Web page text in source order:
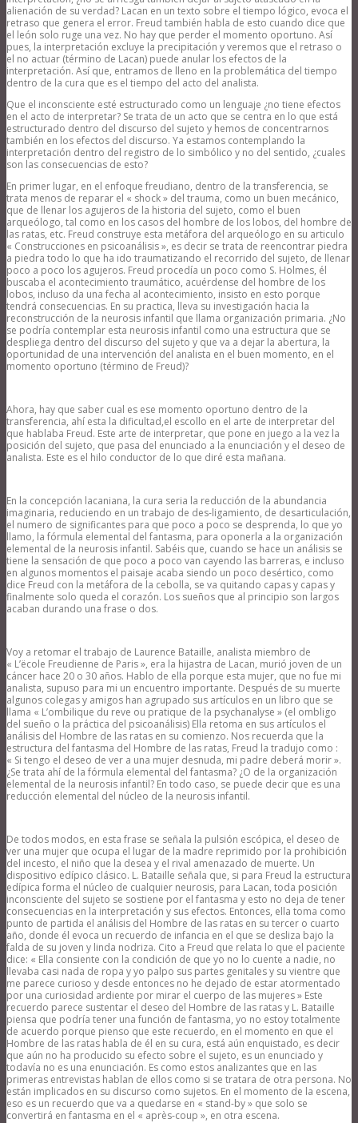
alienación de su verdad? Lacan en un texto sobre el tiempo lógico, evoca el
retraso que genera el error. Freud también habla de esto cuando dice que
el león solo ruge una vez. No hay que perder el momento oportuno. Así
pues, la interpretación excluye la precipitación y veremos que el retraso o
el no actuar (término de Lacan) puede anular los efectos de la
interpretación. Así que, entramos de lleno en la problemática del tiempo
dentro de la cura que es el tiempo del acto del analista.
Que el inconsciente esté estructurado como un lenguaje ¿no tiene efectos
en el acto de interpretar? Se trata de un acto que se centra en lo que está
estructurado dentro del discurso del sujeto y hemos de concentrarnos
también en los efectos del discurso. Ya estamos contemplando la
interpretación dentro del registro de lo simbólico y no del sentido, ¿cuales
son las consecuencias de esto?
En primer lugar, en el enfoque freudiano, dentro de la transferencia, se
trata menos de reparar el « shock » del trauma, como un buen mecánico,
que de llenar los agujeros de la historia del sujeto, como el buen
arqueólogo, tal como en los casos del hombre de los lobos, del hombre de
las ratas, etc. Freud construye esta metáfora del arqueólogo en su articulo
« Construcciones en psicoanálisis », es decir se trata de reencontrar piedra
a piedra todo lo que ha ido traumatizando el recorrido del sujeto, de llenar
poco a poco los agujeros. Freud procedía un poco como S. Holmes, él
buscaba el acontecimiento traumático, acuérdense del hombre de los
lobos, incluso da una fecha al acontecimiento, insisto en esto porque
tendrá consecuencias. En su practica, lleva su investigación hacia la
reconstrucción de la neurosis infantil que llama organización primaria. ¿No
se podría contemplar esta neurosis infantil como una estructura que se
despliega dentro del discurso del sujeto y que va a dejar la abertura, la
oportunidad de una intervención del analista en el buen momento, en el
momento oportuno (término de Freud)?
Ahora, hay que saber cual es ese momento oportuno dentro de la
transferencia, ahí esta la dificultad,el escollo en el arte de interpretar del
que hablaba Freud. Este arte de interpretar, que pone en juego a la vez la
posición del sujeto, que pasa del enunciado a la enunciación y el deseo de
analista. Este es el hilo conductor de lo que diré esta mañana.
En la concepción lacaniana, la cura seria la reducción de la abundancia
imaginaria, reduciendo en un trabajo de des-ligamiento, de desarticulación,
el numero de significantes para que poco a poco se desprenda, lo que yo
llamo, la fórmula elemental del fantasma, para oponerla a la organización
elemental de la neurosis infantil. Sabéis que, cuando se hace un análisis se
tiene la sensación de que poco a poco van cayendo las barreras, e incluso
en algunos momentos el paisaje acaba siendo un poco desértico, como
dice Freud con la metáfora de la cebolla, se va quitando capas y capas y
finalmente solo queda el corazón. Los sueños que al principio son largos
acaban durando una frase o dos.
Voy a retomar el trabajo de Laurence Bataille, analista miembro de
« L’ëcole Freudienne de Paris », era la hijastra de Lacan, murió joven de un
cáncer hace 20 o 30 años. Hablo de ella porque esta mujer, que no fue mi
analista, supuso para mi un encuentro importante. Después de su muerte
algunos colegas y amigos han agrupado sus artículos en un libro que se
llama « L’ombilique du reve ou pratique de la psychanalyse » (el ombligo
del sueño o la práctica del psicoanálisis) Ella retoma en sus artículos el
análisis del Hombre de las ratas en su comienzo. Nos recuerda que la
estructura del fantasma del Hombre de las ratas, Freud la tradujo como :
« Si tengo el deseo de ver a una mujer desnuda, mi padre deberá morir ».
¿Se trata ahí de la fórmula elemental del fantasma? ¿O de la organización
elemental de la neurosis infantil? En todo caso, se puede decir que es una
reducción elemental del núcleo de la neurosis infantil.
De todos modos, en esta frase se señala la pulsión escópica, el deseo de
ver una mujer que ocupa el lugar de la madre reprimido por la prohibición
del incesto, el niño que la desea y el rival amenazado de muerte. Un
dispositivo edípico clásico. L. Bataille señala que, si para Freud la estructura
edípica forma el núcleo de cualquier neurosis, para Lacan, toda posición
inconsciente del sujeto se sostiene por el fantasma y esto no deja de tener
consecuencias en la interpretación y sus efectos. Entonces, ella toma como
punto de partida el análisis del Hombre de las ratas en su tercer o cuarto
año, donde él evoca un recuerdo de infancia en el que se desliza bajo la
falda de su joven y linda nodriza. Cito a Freud que relata lo que el paciente
dice: « Ella consiente con la condición de que yo no lo cuente a nadie, no
llevaba casi nada de ropa y yo palpo sus partes genitales y su vientre que
me parece curioso y desde entonces no he dejado de estar atormentado
por una curiosidad ardiente por mirar el cuerpo de las mujeres » Este
recuerdo parece sustentar el deseo del Hombre de las ratas y L. Bataille
piensa que podría tener una función de fantasma, yo no estoy totalmente
de acuerdo porque pienso que este recuerdo, en el momento en que el
Hombre de las ratas habla de él en su cura, está aún enquistado, es decir
que aún no ha producido su efecto sobre el sujeto, es un enunciado y
todavía no es una enunciación. Es como estos analizantes que en las
primeras entrevistas hablan de ellos como si se tratara de otra persona. No
están implicados en su discurso como sujetos. En el momento de la escena,
eso es un recuerdo que va a quedarse en « stand-by » que solo se
convertirá en fantasma en el « après-coup », en otra escena.